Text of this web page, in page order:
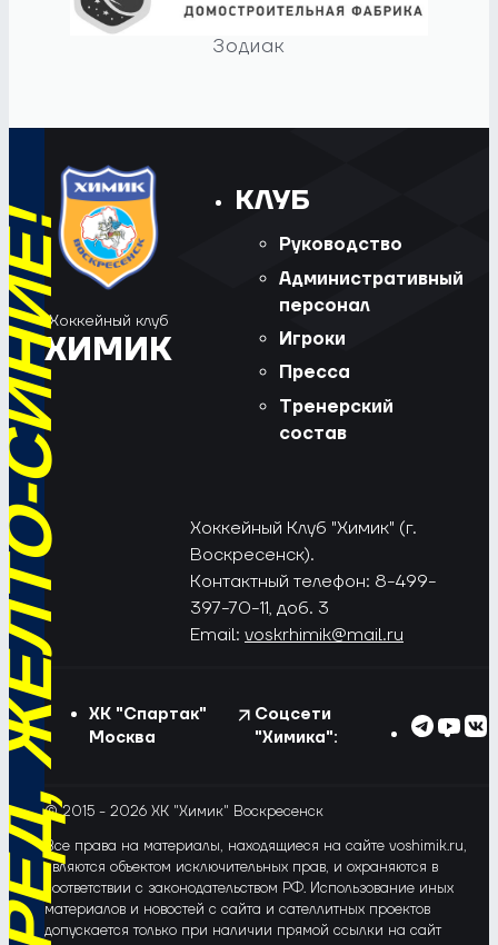
Зодиак
СИНИЕ!
Хоккейный клуб
ХИМИК
КЛУБ
Руководство
Административный
персонал
Игроки
Пресса
Тренерский
состав
Хоккейный Клуб "Химик" (г.
Воскресенск).
Контактный телефон: 8-499-
397-70-11, доб. 3
Email: voskrhimik@mail.ru
ХК "Спартак"
Москва
Соцсети
"Химика":
© 2015 - 2026 ХК "Химик" Воскресенск
Все права на материалы, находящиеся на сайте voshimik.ru,
являются объектом исключительных прав, и охраняются в
соответствии с законодательством РФ. Использование иных
материалов и новостей с сайта и сателлитных проектов
допускается только при наличии прямой ссылки на сайт